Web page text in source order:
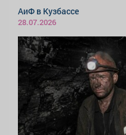
АиФ в Кузбассе
28.07.2026